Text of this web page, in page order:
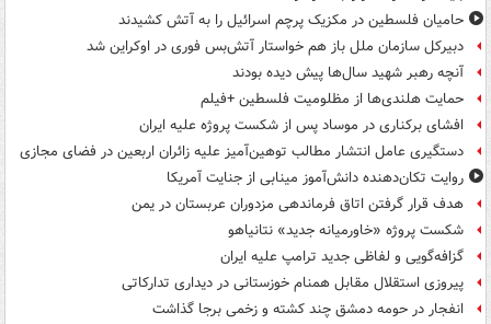
حامیان فلسطین در مکزیک پرچم اسرائیل را به آتش کشیدند
دبیرکل سازمان ملل باز هم خواستار آتش‌بس فوری در اوکراین شد
آنچه رهبر شهید سال‌ها پیش دیده بودند
حمایت هلندی‌ها از مظلومیت فلسطین +فیلم
افشای برکناری در موساد پس از شکست پروژه علیه ایران
دستگیری عامل انتشار مطالب توهین‌آمیز علیه زائران اربعین در فضای مجازی
روایت تکان‌دهنده دانش‌آموز مینابی از جنایت آمریکا
هدف قرار گرفتن اتاق‌ فرماندهی مزدوران عربستان در یمن
شکست پروژه «خاورمیانه جدید» نتانیاهو
گزافه‌گویی و لفاظی جدید ترامپ علیه ایران
پیروزی استقلال مقابل همنام خوزستانی در دیداری تدارکاتی
انفجار در حومه دمشق چند کشته و زخمی برجا گذاشت